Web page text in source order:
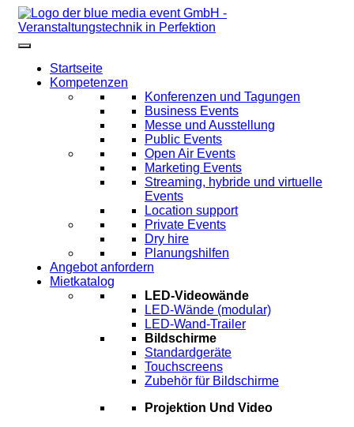
Startseite
Kompetenzen
Konferenzen und Tagungen
Business Events
Messe und Ausstellung
Public Events
Open Air Events
Marketing Events
Streaming, hybride und virtuelle
Events
Location support
Private Events
Dry hire
Planungshilfen
Angebot anfordern
Mietkatalog
LED-Videowände
LED-Wände (modular)
LED-Wand-Trailer
Bildschirme
Standardgeräte
Touchscreens
Zubehör für Bildschirme
Projektion Und Video